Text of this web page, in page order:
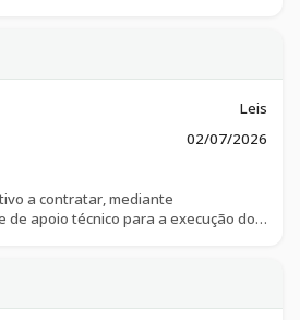
Leis
02/07/2026
a contratar, mediante
de apoio técnico para a execução do